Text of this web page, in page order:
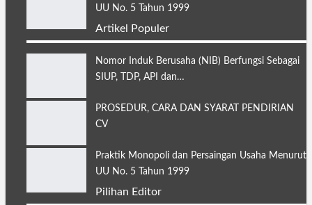
UU No. 5 Tahun 1999
Artikel Populer
Nomor Induk Berusaha (NIB) Berfungsi Sebagai
SIUP, TDP, API dan…
PROSEDUR, CARA DAN SYARAT PENDIRIAN
CV
Praktik Monopoli dan Persaingan Usaha Menurut
UU No. 5 Tahun 1999
Pilihan Editor